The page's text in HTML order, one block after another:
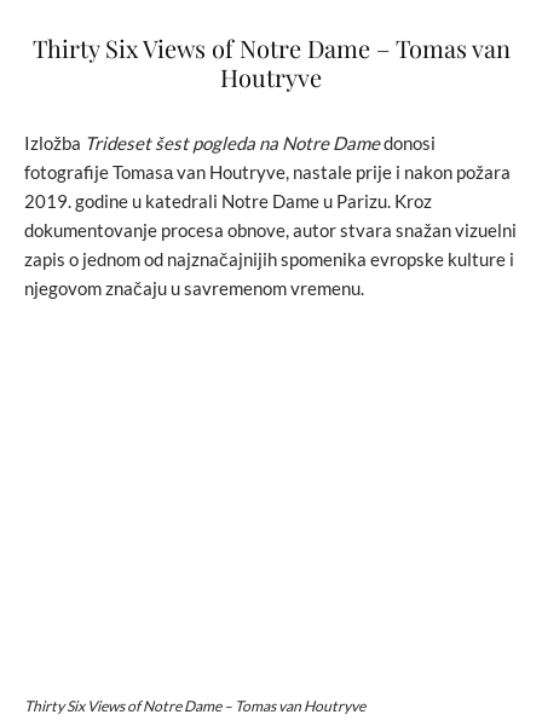
Thirty Six Views of Notre Dame – Tomas van
Houtryve
Izložba Trideset šest pogleda na Notre Damedonosi
fotografije Tomasа van Houtryve, nastale prije i nakon požara
2019. godine u katedrali Notre Dame u Parizu. Kroz
dokumentovanje procesa obnove, autor stvara snažan vizuelni
zapis o jednom od najznačajnijih spomenika evropske kulture i
njegovom značaju u savremenom vremenu.
Thirty Six Views of Notre Dame – Tomas van Houtryve